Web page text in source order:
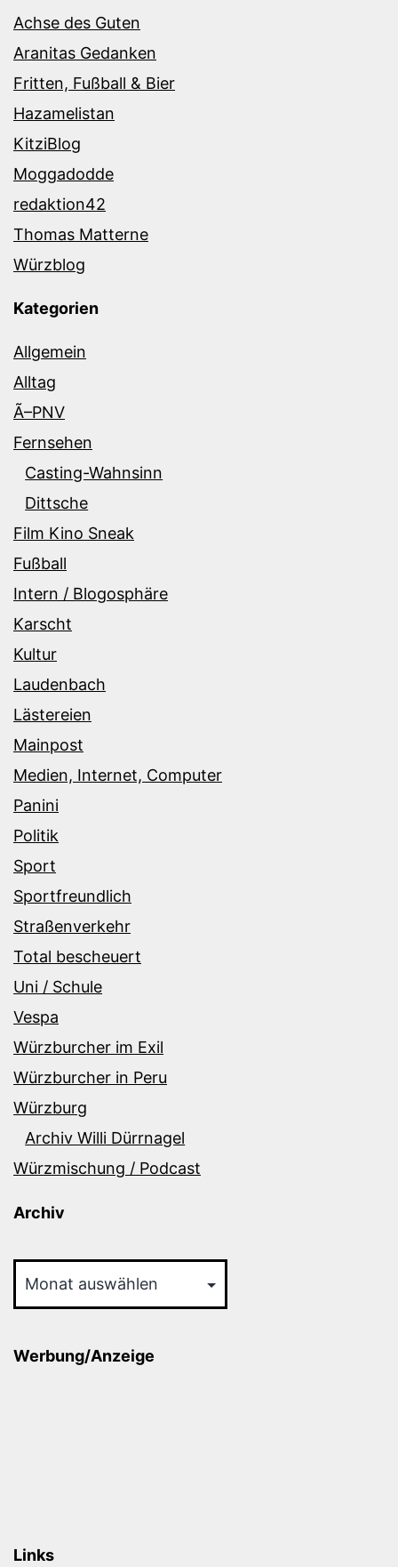
Achse des Guten
Aranitas Gedanken
Fritten, Fußball & Bier
Hazamelistan
KitziBlog
Moggadodde
redaktion42
Thomas Matterne
Würzblog
Kategorien
Allgemein
Alltag
Ã–PNV
Fernsehen
Casting-Wahnsinn
Dittsche
Film Kino Sneak
Fußball
Intern / Blogosphäre
Karscht
Kultur
Laudenbach
Lästereien
Mainpost
Medien, Internet, Computer
Panini
Politik
Sport
Sportfreundlich
Straßenverkehr
Total bescheuert
Uni / Schule
Vespa
Würzburcher im Exil
Würzburcher in Peru
Würzburg
Archiv Willi Dürrnagel
Würzmischung / Podcast
Archiv
Werbung/Anzeige
Links